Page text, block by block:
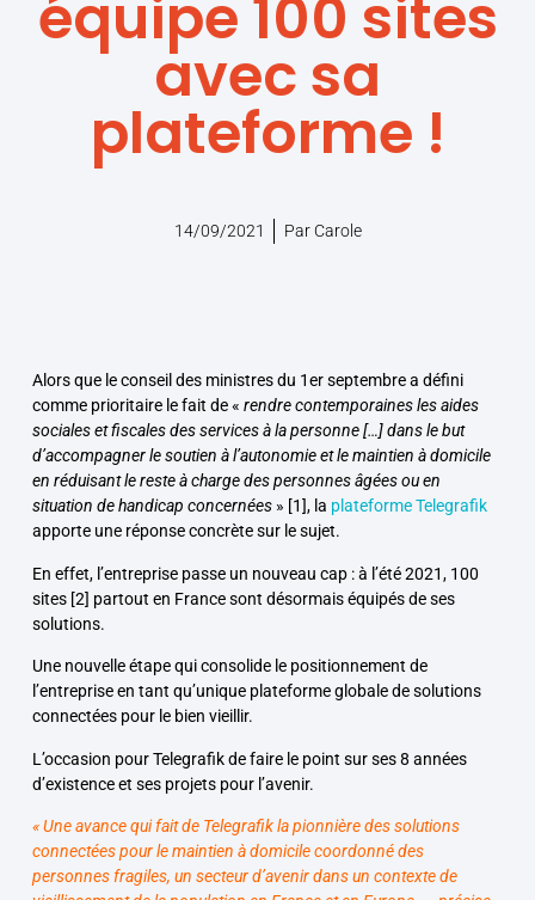
équipe 100 sites
avec sa
plateforme !
14/09/2021 ParCarole
Alors que le conseil des ministres du 1erseptembre a défini
comme prioritaire le fait de « rendre contemporaines les aides
sociales et fiscales des services à la personne […] dans le but
d’accompagner le soutien à l’autonomie et le maintien à domicile
en réduisant le reste à charge des personnes âgées ou en
situation de handicap concernées » [1], la plateforme Telegrafik
apporte une réponse concrète sur le sujet.
En effet, l’entreprise passe un nouveau cap : à l’été 2021, 100
sites [2] partout en France sont désormais équipés de ses
solutions.
Une nouvelle étape qui consolide le positionnement de
l’entreprise en tant qu’unique plateforme globale de solutions
connectées pour le bien vieillir.
L’occasion pour Telegrafik de faire le point sur ses 8 années
d’existence et ses projets pour l’avenir.
« Une avance qui fait de Telegrafik la pionnière des solutions
connectées pour le maintien à domicile coordonné des
personnes fragiles, un secteur d’avenir dans un contexte de